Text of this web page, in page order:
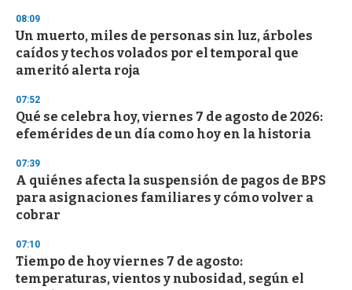
s
e
c
o
n
08:09
Un muerto, miles de personas sin luz, árboles
caídos y techos volados por el temporal que
ameritó alerta roja
07:52
Qué se celebra hoy, viernes 7 de agosto de 2026:
efemérides de un día como hoy en la historia
07:39
A quiénes afecta la suspensión de pagos de BPS
para asignaciones familiares y cómo volver a
cobrar
07:10
Tiempo de hoy viernes 7 de agosto:
temperaturas, vientos y nubosidad, según el